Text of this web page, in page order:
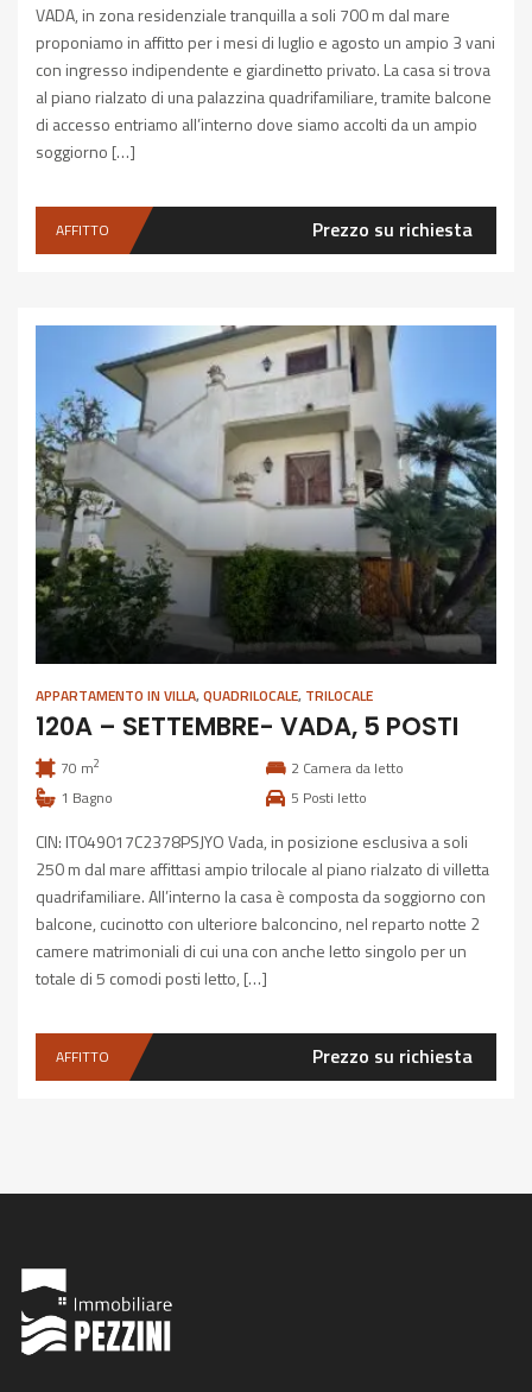
VADA, in zona residenziale tranquilla a soli 700 m dal mare
proponiamo in affitto per i mesi di luglio e agosto un ampio 3 vani
con ingresso indipendente e giardinetto privato. La casa si trova
al piano rialzato di una palazzina quadrifamiliare, tramite balcone
di accesso entriamo all’interno dove siamo accolti da un ampio
soggiorno […]
AFFITTO Prezzo su richiesta
APPARTAMENTO IN VILLA,QUADRILOCALE, TRILOCALE
120A – SETTEMBRE- VADA, 5 POSTI
70 m2 2 Camera da letto
1 Bagno 5 Posti letto
CIN: IT049017C2378PSJYO Vada, in posizione esclusiva a soli
250 m dal mare affittasi ampio trilocale al piano rialzato di villetta
quadrifamiliare. All’interno la casa è composta da soggiorno con
balcone, cucinotto con ulteriore balconcino, nel reparto notte 2
camere matrimoniali di cui una con anche letto singolo per un
totale di 5 comodi posti letto, […]
AFFITTO Prezzo su richiesta